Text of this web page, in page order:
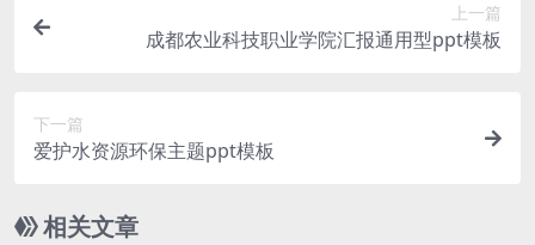
上一篇
成都农业科技职业学院汇报通用型ppt模板
下一篇
爱护水资源环保主题ppt模板
相关文章